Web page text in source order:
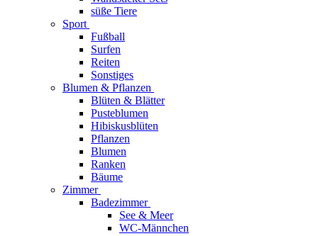
süße Tiere
Sport
Fußball
Surfen
Reiten
Sonstiges
Blumen & Pflanzen
Blüten & Blätter
Pusteblumen
Hibiskusblüten
Pflanzen
Blumen
Ranken
Bäume
Zimmer
Badezimmer
See & Meer
WC-Männchen